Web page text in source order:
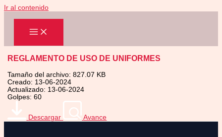
Ir al contenido
REGLAMENTO DE USO DE UNIFORMES
Tamaño del archivo: 827.07 KB
Creado: 13-06-2024
Actualizado: 13-06-2024
Golpes: 60
Descargar Avance